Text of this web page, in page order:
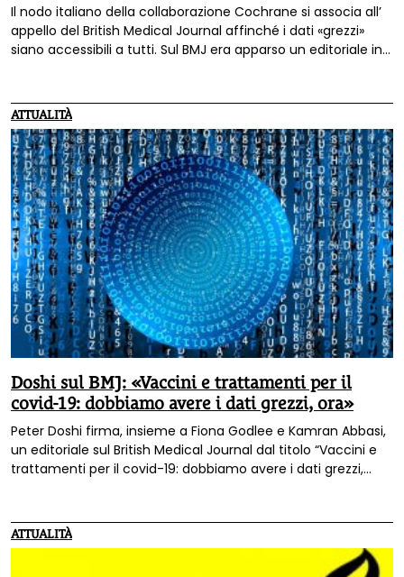
Il nodo italiano della collaborazione Cochrane si associa all’
appello del British Medical Journal affinché i dati «grezzi»
siano accessibili a tutti. Sul BMJ era apparso un editoriale in
scientifica deve poter accedere ai dati individuali degli studi
su vaccini e trattamenti per Covid-19 per condurre analisi
indipendenti, revisioni e metanalisi».
ATTUALITÀ
Doshi sul BMJ: «Vaccini e trattamenti per il
covid-19: dobbiamo avere i dati grezzi, ora»
Peter Doshi firma, insieme a Fiona Godlee e Kamran Abbasi,
un editoriale sul British Medical Journal dal titolo “Vaccini e
trattamenti per il covid-19: dobbiamo avere i dati grezzi,
ATTUALITÀ